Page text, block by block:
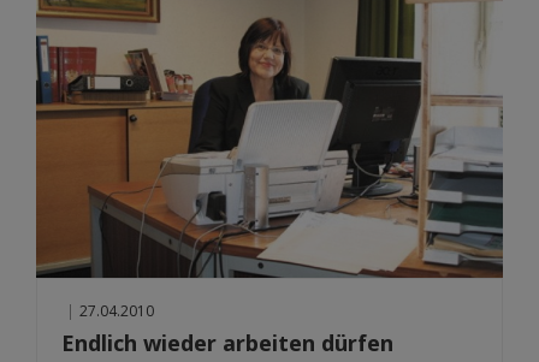
| 27.04.2010
Endlich wieder arbeiten dürfen